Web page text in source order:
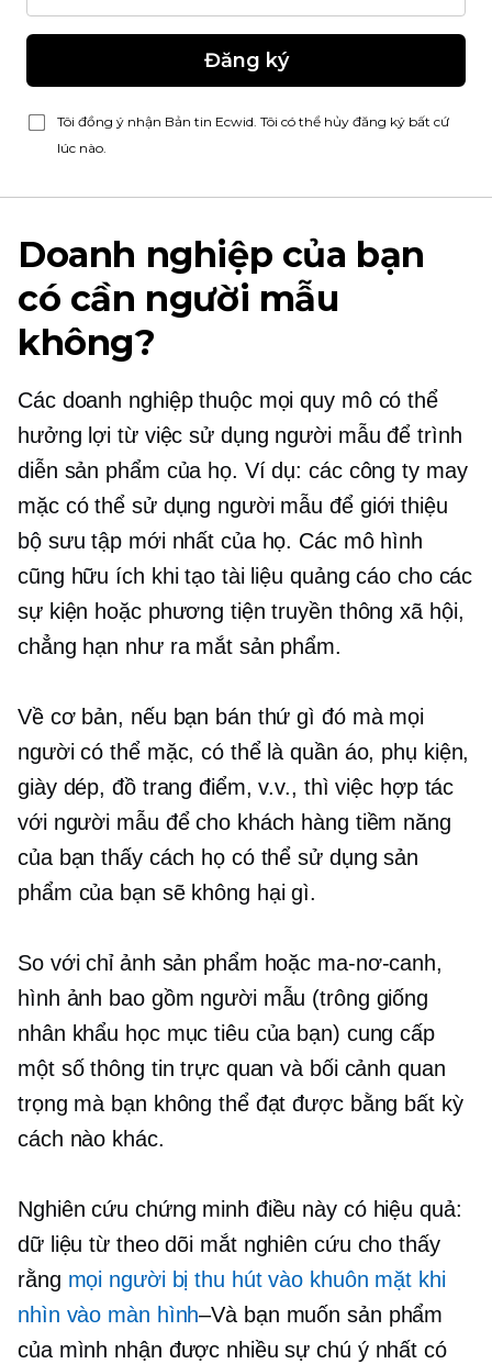
Đăng ký
Tôi đồng ý nhận Bản tin Ecwid. Tôi có thể hủy đăng ký bất cứ
lúc nào.
Doanh nghiệp của bạn
có cần người mẫu
không?
Các doanh nghiệp thuộc mọi quy mô có thể
hưởng lợi từ việc sử dụng người mẫu để trình
diễn sản phẩm của họ. Ví dụ: các công ty may
mặc có thể sử dụng người mẫu để giới thiệu
bộ sưu tập mới nhất của họ. Các mô hình
cũng hữu ích khi tạo tài liệu quảng cáo cho các
sự kiện hoặc phương tiện truyền thông xã hội,
chẳng hạn như ra mắt sản phẩm.
Về cơ bản, nếu bạn bán thứ gì đó mà mọi
người có thể mặc, có thể là quần áo, phụ kiện,
giày dép, đồ trang điểm, v.v., thì việc hợp tác
với người mẫu để cho khách hàng tiềm năng
của bạn thấy cách họ có thể sử dụng sản
phẩm của bạn sẽ không hại gì.
So với chỉ ảnh sản phẩm hoặc ma-nơ-canh,
hình ảnh bao gồm người mẫu (trông giống
nhân khẩu học mục tiêu của bạn) cung cấp
một số thông tin trực quan và bối cảnh quan
trọng mà bạn không thể đạt được bằng bất kỳ
cách nào khác.
Nghiên cứu chứng minh điều này có hiệu quả:
dữ liệu từ theo dõi mắtnghiên cứu cho thấy
rằng mọi người bị thu hút vào khuôn mặt khi
nhìn vào màn hình–Và bạn muốn sản phẩm
của mình nhận được nhiều sự chú ý nhất có